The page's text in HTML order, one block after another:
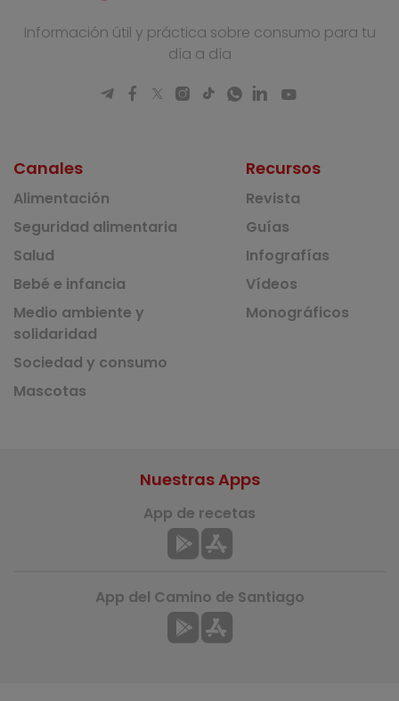
Información útil y práctica sobre consumo para tu
día a día
Canales
Alimentación
Seguridad alimentaria
Salud
Bebé e infancia
Medio ambiente y
solidaridad
Sociedad y consumo
Mascotas
Recursos
Revista
Guías
Infografías
Vídeos
Monográficos
Nuestras Apps
App de recetas
App del Camino de Santiago